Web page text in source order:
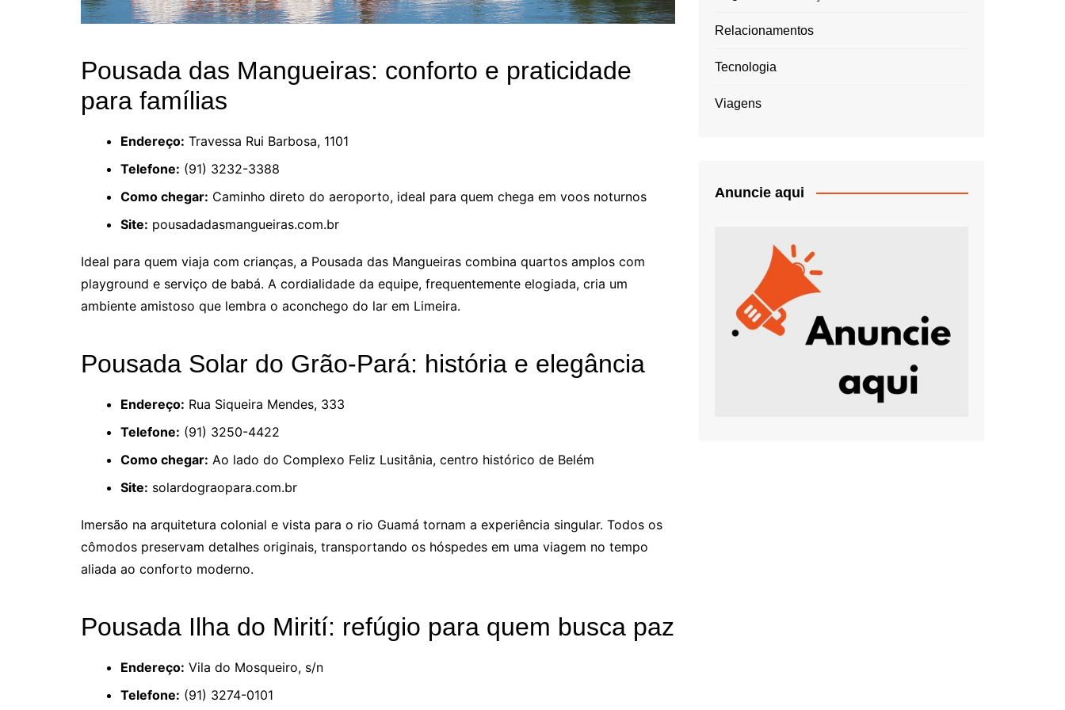
Pousada das Mangueiras: conforto e praticidade
para famílias
Endereço: Travessa Rui Barbosa, 1101
Telefone: (91) 3232-3388
Como chegar: Caminho direto do aeroporto, ideal para quem chega em voos noturnos
Site: pousadadasmangueiras.com.br
Ideal para quem viaja com crianças, a Pousada das Mangueiras combina quartos amplos com
playground e serviço de babá. A cordialidade da equipe, frequentemente elogiada, cria um
ambiente amistoso que lembra o aconchego do lar em Limeira.
Pousada Solar do Grão-Pará: história e elegância
Endereço: Rua Siqueira Mendes, 333
Telefone: (91) 3250-4422
Como chegar: Ao lado do Complexo Feliz Lusitânia, centro histórico de Belém
Site: solardograopara.com.br
Imersão na arquitetura colonial e vista para o rio Guamá tornam a experiência singular. Todos os
cômodos preservam detalhes originais, transportando os hóspedes em uma viagem no tempo
aliada ao conforto moderno.
Pousada Ilha do Mirití: refúgio para quem busca paz
Endereço: Vila do Mosqueiro, s/n
Telefone: (91) 3274-0101
Relacionamentos
Tecnologia
Viagens
Anuncie aqui